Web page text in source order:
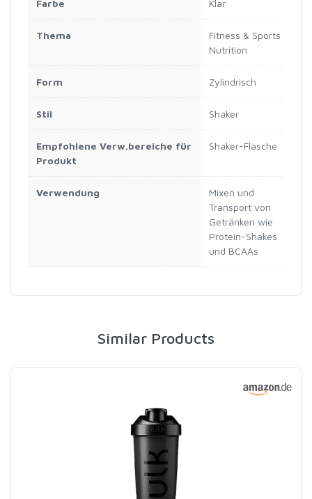
Farbe Klar
Thema
Fitness & Sports
Nutrition
Form Zylindrisch
Stil Shaker
Empfohlene Verw.bereiche für
Produkt
Shaker-Flasche
Verwendung
Mixen und
Transport von
Getränken wie
Protein-Shakes
und BCAAs
Similar Products